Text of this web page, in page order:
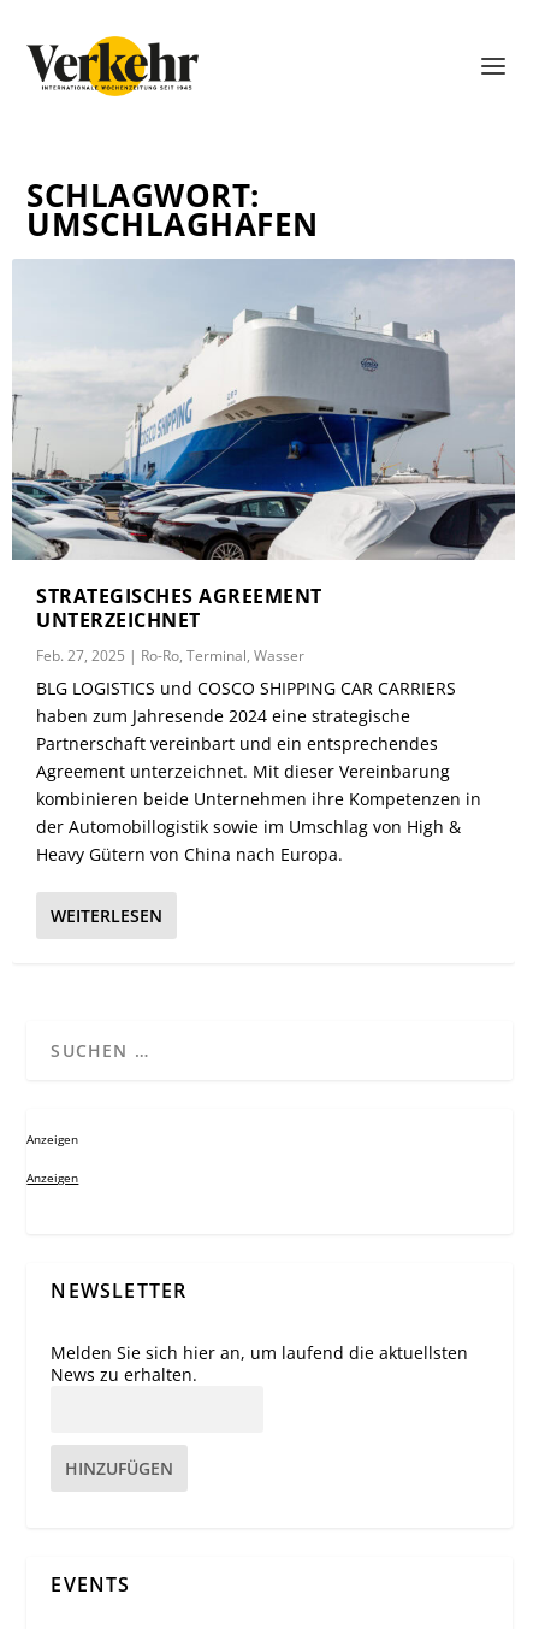
SCHLAGWORT:
UMSCHLAGHAFEN
STRATEGISCHES AGREEMENT
UNTERZEICHNET
Feb. 27, 2025 | Ro-Ro,Terminal,Wasser
BLG LOGISTICS und COSCO SHIPPING CAR CARRIERS
haben zum Jahresende 2024 eine strategische
Partnerschaft vereinbart und ein entsprechendes
Agreement unterzeichnet. Mit dieser Vereinbarung
kombinieren beide Unternehmen ihre Kompetenzen in
der Automobillogistik sowie im Umschlag von High &
Heavy Gütern von China nach Europa.
WEITERLESEN
Anzeigen
Anzeigen
NEWSLETTER
Melden Sie sich hier an, um laufend die aktuellsten
News zu erhalten.
HINZUFÜGEN
EVENTS